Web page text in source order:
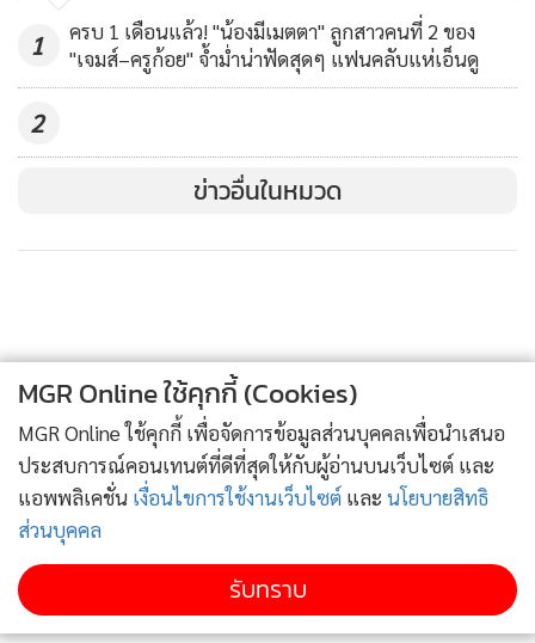
A post shared by Secret World of Glamour (@poem_official) on
1,515
1
ครบ 1 เดือนแล้ว! "น้องมีเมตตา" ลูกสาวคนที่ 2 ของ
"เจมส์–ครูก้อย" จ้ำม่ำน่าฟัดสุดๆ แฟนคลับแห่เอ็นดู
2
ข่าวอื่นในหมวด
MGR Online ใช้คุกกี้ (Cookies)
MGR Online ใช้คุกกี้ เพื่อจัดการข้อมูลส่วนบุคคลเพื่อนำเสนอ
ประสบการณ์คอนเทนต์ที่ดีที่สุดให้กับผู้อ่านบนเว็บไซต์ และ
แอพพลิเคชั่น เงื่อนไขการใช้งานเว็บไซต์ และ นโยบายสิทธิ
ส่วนบุคคล
รับทราบ